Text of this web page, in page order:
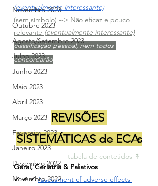
Novembro 2023
Outubro 2023
Agosto/Setembro 2023
Julho 2023
Junho 2023
Maio 2023
Abril 2023
Março 2023
Fevereiro 2023
Janeiro 2023
Dezembro 2022
Novembro 2022
(eventualmente interessante)
(sem símbolo) --> Não eficaz e pouco
relevante (eventualmente interessante)
classificação pessoal, nem todos
concordarão
REVISÕES
SISTEMÁTICAS de ECAs
tabela de conteúdos ↟
Geral, Geriatria & Paliativos
✔ ✔ ✔ Assessment of adverse effects